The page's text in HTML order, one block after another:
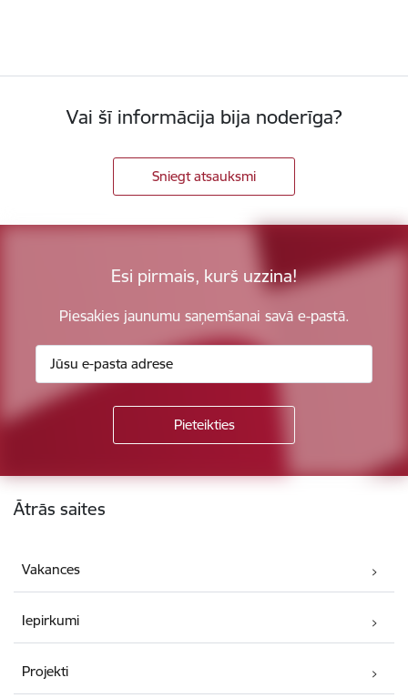
Vai šī informācija bija noderīga?
Sniegt atsauksmi
Esi pirmais, kurš uzzina!
Piesakies jaunumu saņemšanai savā e-pastā.
Kājene
Ātrās saites
Vakances
Iepirkumi
Projekti